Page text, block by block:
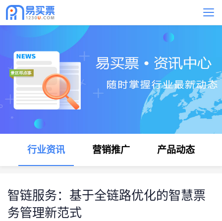
行业资讯 营销推广 产品动态
智链服务：基于全链路优化的智慧票
务管理新范式